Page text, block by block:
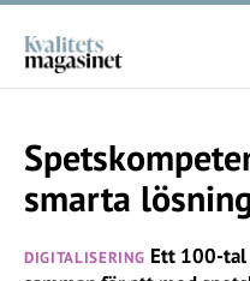
smarta
DIGITALISERING Ett 100-tal